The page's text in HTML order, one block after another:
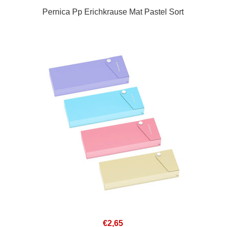
Pernica Pp Erichkrause Mat Pastel Sort
€2,65